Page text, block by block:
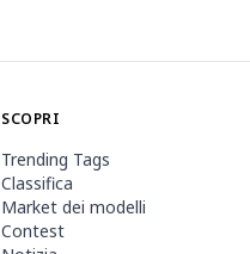
SCOPRI
Trending Tags
Classifica
Market dei modelli
Contest